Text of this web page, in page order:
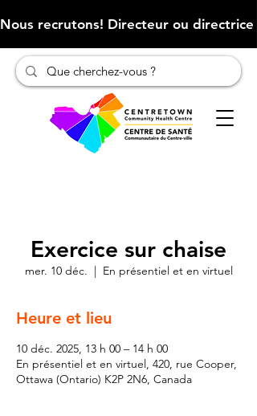
Nous recrutons! Directeur ou
Exercice sur chaise
mer. 10 déc.
  |
En présentiel et en virtuel
Heure et lieu
10 déc. 2025, 13 h 00 – 14 h 00
En présentiel et en virtuel, 420, rue Cooper,
Ottawa (Ontario) K2P 2N6, Canada